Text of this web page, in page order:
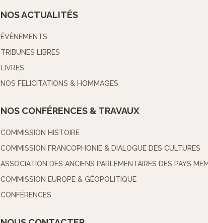
NOS ACTUALITÉS
ÉVÈNEMENTS
TRIBUNES LIBRES
LIVRES
NOS FÉLICITATIONS & HOMMAGES
NOS CONFÉRENCES & TRAVAUX
COMMISSION HISTOIRE
COMMISSION FRANCOPHONIE & DIALOGUE DES CULTURES
ASSOCIATION DES ANCIENS PARLEMENTAIRES DES PAYS
COMMISSION EUROPE & GÉOPOLITIQUE
CONFÉRENCES